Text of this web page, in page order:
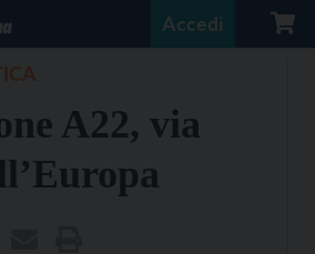
Accedi
A22, via